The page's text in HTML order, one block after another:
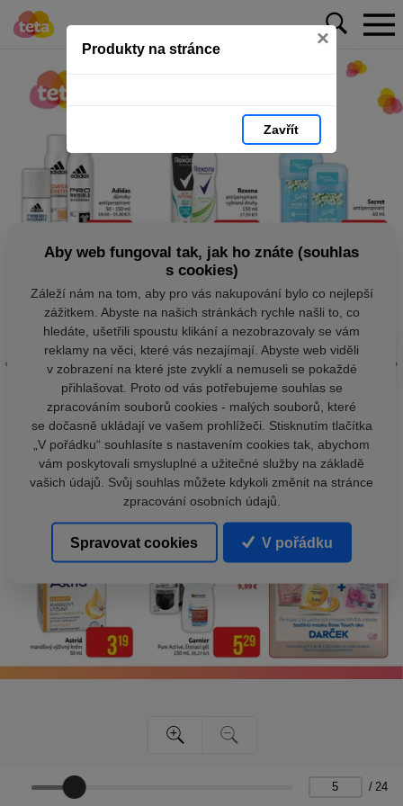
Produkty na stránce ×
Zavřít
/ 24
Aby web fungoval tak, jak ho znáte (souhlas
s cookies)
Záleží nám na tom, aby pro vás nakupování bylo co nejlepší
zážitkem. Abyste na našich stránkách rychle našli to, co
hledáte, ušetřili spoustu klikání a nezobrazovaly se vám
reklamy na věci, které vás nezajímají. Abyste web viděli
v zobrazení na které jste zvyklí a nemuseli se pokaždé
přihlašovat. Proto od vás potřebujeme souhlas se
zpracováním souborů cookies - malých souborů, které
se dočasně ukládají ve vašem prohlížeči. Stisknutím tlačítka
„V pořádku“ souhlasíte s nastavením cookies tak, abychom
vám poskytovali smysluplné a užitečné služby na základě
vašich údajů. Svůj souhlas můžete kdykoli změnit na stránce
zpracování osobních údajů.
Spravovat cookies V pořádku